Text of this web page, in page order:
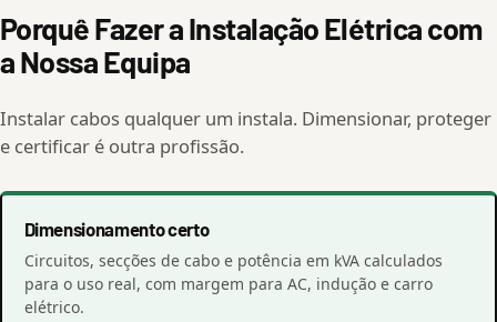
Porquê Fazer a Instalação Elétrica com
a Nossa Equipa
Instalar cabos qualquer um instala. Dimensionar, proteger
e certificar é outra profissão.
Dimensionamento certo
Circuitos, secções de cabo e potência em kVA calculados
para o uso real, com margem para AC, indução e carro
elétrico.